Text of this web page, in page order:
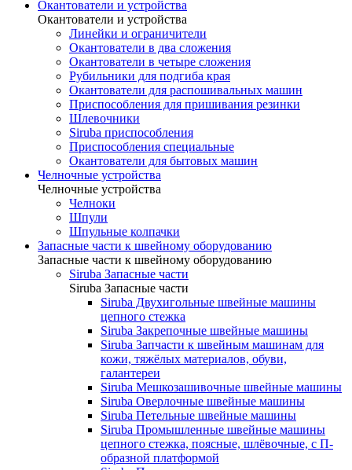
Окантователи и устройства
Окантователи и устройства
Линейки и ограничители
Окантователи в два сложения
Окантователи в четыре сложения
Рубильники для подгиба края
Окантователи для распошивальных машин
Приспособления для пришивания резинки
Шлевочники
Siruba приспособления
Приспособления специальные
Окантователи для бытовых машин
Челночные устройства
Челночные устройства
Челноки
Шпули
Шпульные колпачки
Запасные части к швейному оборудованию
Запасные части к швейному оборудованию
Siruba Запасные части
Siruba Запасные части
Siruba Двухигольные швейные машины
цепного стежка
Siruba Закрепочные швейные машины
Siruba Запчасти к швейным машинам для
кожи, тяжёлых материалов, обуви,
галантереи
Siruba Мешкозашивочные швейные машины
Siruba Оверлочные швейные машины
Siruba Петельные швейные машины
Siruba Промышленные швейные машины
цепного стежка, поясные, шлёвочные, с П-
образной платформой